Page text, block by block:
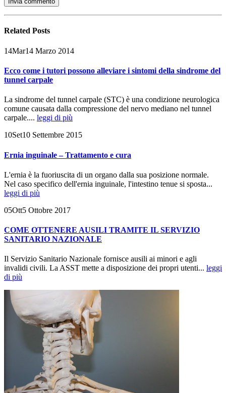
Related Posts
14Mar14 Marzo 2014
Ecco come i tutori possono alleviare i sintomi della sindrome del
tunnel carpale
La sindrome del tunnel carpale (STC) è una condizione neurologica
comune causata dalla compressione del nervo mediano nel tunnel
carpale.... leggi di più
10Set10 Settembre 2015
Ernia inguinale – Trattamento e cura
L'ernia è la fuoriuscita di un organo dalla sua posizione normale.
Nel caso specifico dell'ernia inguinale, l'intestino tenue si sposta...
leggi di più
05Ott5 Ottobre 2017
COME OTTENERE AUSILI TRAMITE IL SERVIZIO
SANITARIO NAZIONALE
Il Servizio Sanitario Nazionale fornisce ausili ai minori e agli
invalidi civili. La ASST mette a disposizione dei propri utenti... leggi
di più